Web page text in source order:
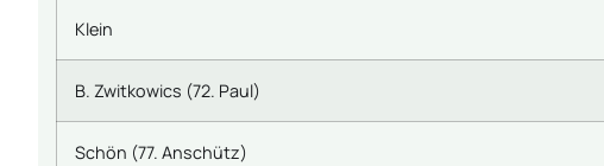
Klein
B. Zwitkowics (72. Paul)
Schön (77. Anschütz)